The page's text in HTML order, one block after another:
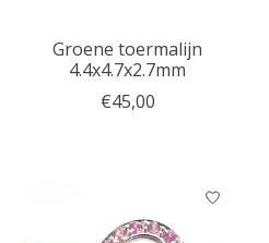
​Groene toermalijn
4.4x4.7x2.7mm
€45,00